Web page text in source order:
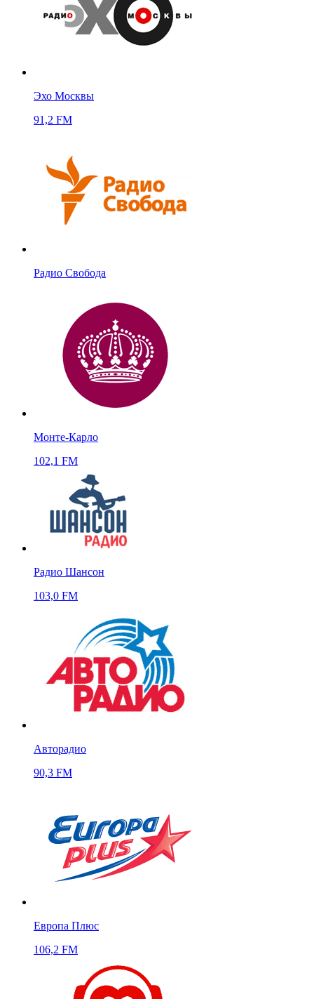
Эхо Москвы
91,2 FM
Радио Свобода
Монте-Карло
102,1 FM
Радио Шансон
103,0 FM
Авторадио
90,3 FM
Европа Плюс
106,2 FM